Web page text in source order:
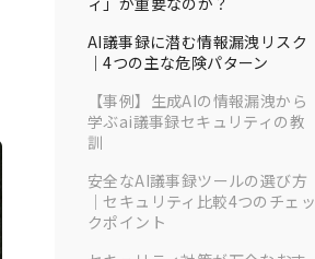
AI議事録に潜む情報漏洩リスク
｜4つの主な危険パターン
【事例】生成AIの情報漏洩から
学ぶai議事録セキュリティの教
訓
安全なAI議事録ツールの選び方
｜セキュリティ比較4つのチェッ
クポイント